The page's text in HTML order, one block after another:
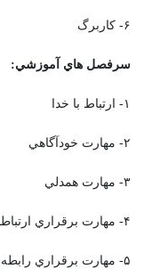
۶- کاربرگ
سرفصل هاي آموزشي:
۱- ارتباط با خدا
۲- مهارت خودآگاهي
۳- مهارت همدلي
۴- مهارت برقراري ارتباطات بين فردي
۵- مهارت برقراري رابطه موثر